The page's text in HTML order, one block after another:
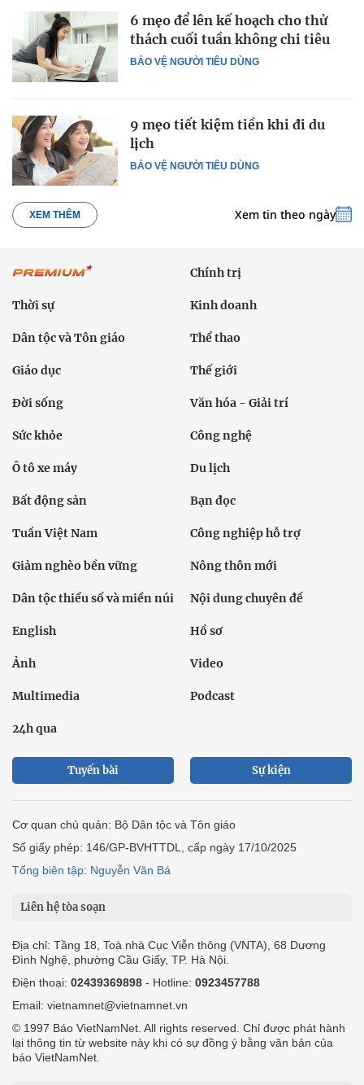
BẢO VỆ NGƯỜI TIÊU DÙNG
6 mẹo để lên kế hoạch cho thử
thách cuối tuần không chi tiêu
BẢO VỆ NGƯỜI TIÊU DÙNG
9 mẹo tiết kiệm tiền khi đi du
lịch
XEM THÊM Xem tin theo ngày
Chính trị
Thời sự Kinh doanh
Dân tộc và Tôn giáo Thể thao
Giáo dục Thế giới
Đời sống Văn hóa - Giải trí
Sức khỏe Công nghệ
Ô tô xe máy Du lịch
Bất động sản Bạn đọc
Tuần Việt Nam Công nghiệp hỗ trợ
Giảm nghèo bền vững Nông thôn mới
Dân tộc thiểu số và miền núi Nội dung chuyên đề
English Hồ sơ
Ảnh Video
Multimedia Podcast
24h qua
Tuyến bài Sự kiện
Cơ quan chủ quản: Bộ Dân tộc và Tôn giáo
Số giấy phép: 146/GP-BVHTTDL, cấp ngày 17/10/2025
Tổng biên tập: Nguyễn Văn Bá
Liên hệ tòa soạn
Địa chỉ: Tầng 18, Toà nhà Cục Viễn thông (VNTA), 68 Dương
Đình Nghệ, phường Cầu Giấy, TP. Hà Nội.
Điện thoại: 02439369898 - Hotline: 0923457788
Email: vietnamnet@vietnamnet.vn
© 1997 Báo VietNamNet. All rights reserved. Chỉ được phát hành
lại thông tin từ website này khi có sự đồng ý bằng văn bản của
báo VietNamNet.